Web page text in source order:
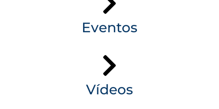
Eventos
Vídeos